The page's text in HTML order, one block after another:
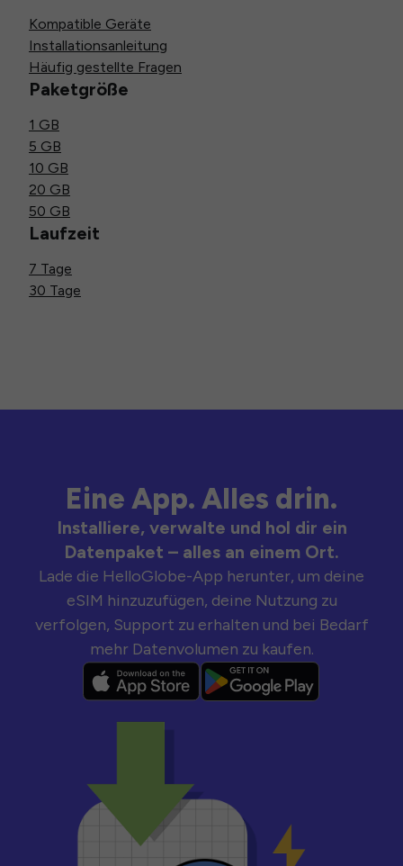
Kompatible Geräte
Installationsanleitung
Häufig gestellte Fragen
Paketgröße
1 GB
5 GB
10 GB
20 GB
50 GB
Laufzeit
7 Tage
30 Tage
Eine App. Alles drin.
Installiere, verwalte und hol dir ein
Datenpaket – alles an einem Ort.
Lade die HelloGlobe-App herunter, um deine
eSIM hinzuzufügen, deine Nutzung zu
verfolgen, Support zu erhalten und bei Bedarf
mehr Datenvolumen zu kaufen.